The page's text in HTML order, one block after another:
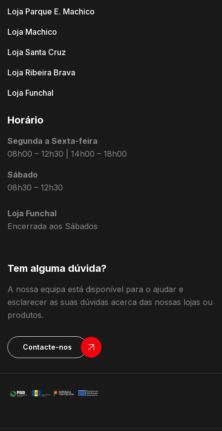
Loja Parque E. Machico
Loja Machico
Loja Santa Cruz
Loja Ribeira Brava
Loja Funchal
Horário
Segunda a Sexta-feira
08h00 – 12h30 | 14h00 – 18h00
Sábado
08h30 – 12h30
Loja Funchal
Encerrada aos Sábados
Tem alguma dúvida?
A nossa equipa está disponível para o ajudar e
esclarecer as suas dúvidas acerca das nossas lojas ou
produtos.
Contacte-nos